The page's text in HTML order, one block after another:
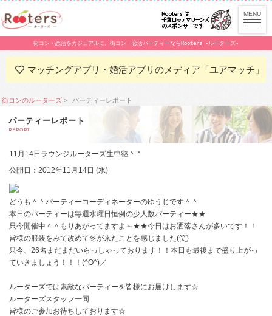
街コン・恋活をカジュアルに。街コン・恋活パーティーならRooters -ルーターズ-
マッチングアプリ・婚活アプリのメディア「ユアマッチ」
街コンのルーターズ パーティーレポート
パーティーレポート
REPORT
11月14日ラウンジルーターズ生中継＾＾
公開日：2012年11月14日 (水)
どうも＾＾パーティーコーディネーターのゆうじです＾＾
本日のパーティーは毎週水曜日恒例の少人数パーティー★★
只今開催中＾＾もりあがってますよ～★★今日はお洒落さんが多いです！！
皆様の服装をみて改めて冬が来たことを感じました(笑)
只今、26名まだまだいらっしゃっております！！本日も最後まで盛り上がっ
ていきましょう！！！(^O^)／
ルーターズでは素敵なパーティーを皆様にお届けします☆
ルーターズスタッフ一同
皆様のご参加お待ちしております☆